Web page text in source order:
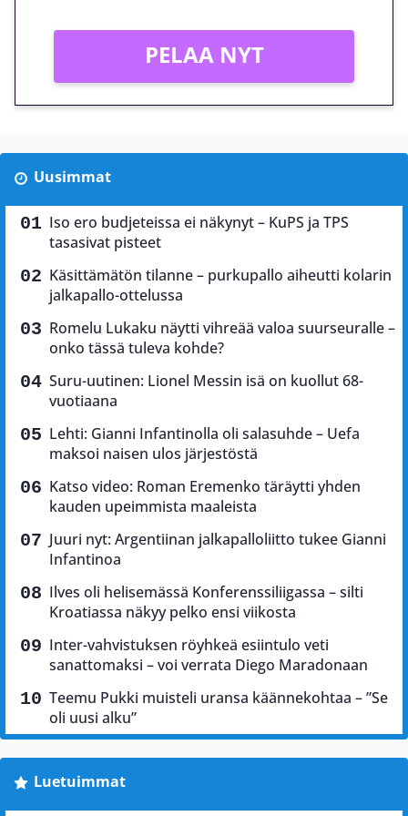
PELAA NYT
Uusimmat
Iso ero budjeteissa ei näkynyt – KuPS ja TPS
tasasivat pisteet
Käsittämätön tilanne – purkupallo aiheutti kolarin
jalkapallo-ottelussa
Romelu Lukaku näytti vihreää valoa suurseuralle –
onko tässä tuleva kohde?
Suru-uutinen: Lionel Messin isä on kuollut 68-
vuotiaana
Lehti: Gianni Infantinolla oli salasuhde – Uefa
maksoi naisen ulos järjestöstä
Katso video: Roman Eremenko täräytti yhden
kauden upeimmista maaleista
Juuri nyt: Argentiinan jalkapalloliitto tukee Gianni
Infantinoa
Ilves oli helisemässä Konferenssiliigassa – silti
Kroatiassa näkyy pelko ensi viikosta
Inter-vahvistuksen röyhkeä esiintulo veti
sanattomaksi – voi verrata Diego Maradonaan
Teemu Pukki muisteli uransa käännekohtaa – ”Se
oli uusi alku”
Luetuimmat